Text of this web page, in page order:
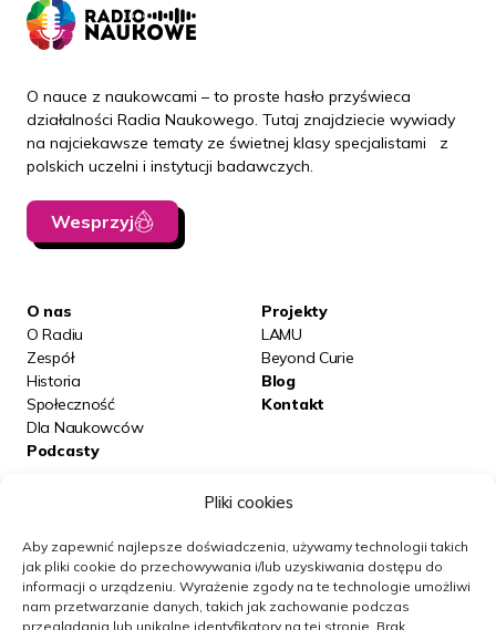
Pliki cookies
Aby zapewnić najlepsze doświadczenia, używamy technologii takich
jak pliki cookie do przechowywania i/lub uzyskiwania dostępu do
informacji o urządzeniu. Wyrażenie zgody na te technologie umożliwi
nam przetwarzanie danych, takich jak zachowanie podczas
przeglądania lub unikalne identyfikatory na tej stronie. Brak
O nauce z naukowcami – to proste hasło przyświeca
działalności Radia Naukowego. Tutaj znajdziecie wywiady
na najciekawsze tematy ze świetnej klasy specjalistami z
polskich uczelni i instytucji badawczych.
Wesprzyj
O nas
O Radiu
Zespół
Historia
Społeczność
Dla Naukowców
Podcasty
Projekty
LAMU
Beyond Curie
Blog
Kontakt
Obserwuj nas